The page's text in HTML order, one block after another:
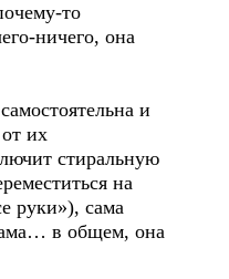
то
ничего, она
и
от их
стиральную
на
руки»), сама
в общем, она